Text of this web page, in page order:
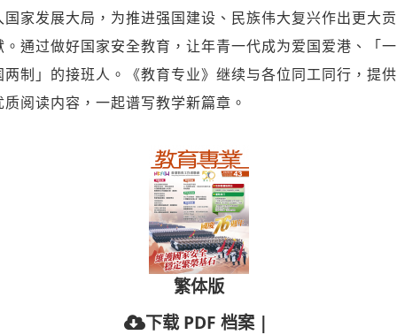
国家发展大局，为推进强国建设、民族伟大复兴作出更大贡
。通过做好国家安全教育，让年青一代成为爱国爱港、「一
两制」的接班人。《教育专业》继续与各位同工同行，提供
质阅读内容，一起谱写教学新篇章。
繁体版
下载 PDF 档案 |